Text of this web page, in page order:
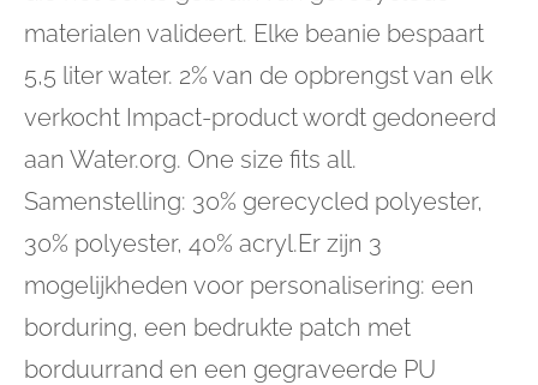
materialen valideert. Elke beanie bespaart
5,5 liter water. 2% van de opbrengst van elk
verkocht Impact-product wordt gedoneerd
aan Water.org. One size fits all.
Samenstelling: 30% gerecycled polyester,
30% polyester, 40% acryl.Er zijn 3
mogelijkheden voor personalisering: een
borduring, een bedrukte patch met
borduurrand en een gegraveerde PU